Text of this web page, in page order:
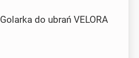
Golarka do ubrań VELORA